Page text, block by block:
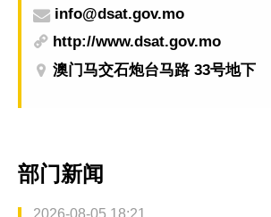
info@dsat.gov.mo
http://www.dsat.gov.mo
澳门马交石炮台马路 33号地下
部门新闻